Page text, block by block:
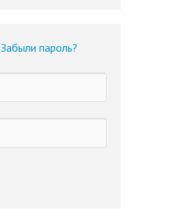
Забыли пароль?